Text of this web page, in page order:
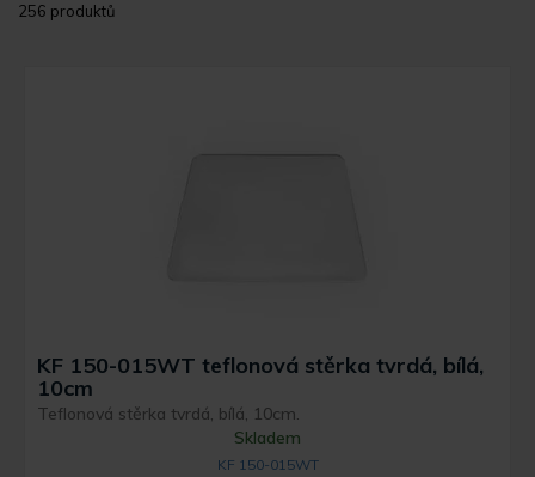
256 produktů
KF 150-015WT teflonová stěrka tvrdá, bílá,
10cm
Teflonová stěrka tvrdá, bílá, 10cm.
Skladem
KF 150-015WT